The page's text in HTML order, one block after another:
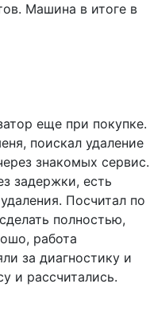
Машина в итоге в
еще при покупке.
поискал удаление
знакомых сервис.
задержки, есть
Посчитал по
полностью,
работа
за диагностику и
и рассчитались.